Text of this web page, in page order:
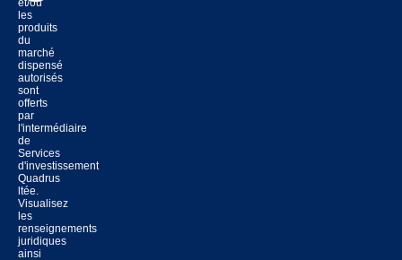
et/ou
les
produits
du
marché
dispensé
autorisés
sont
offerts
par
l'intermédiaire
de
Services
d'investissement
Quadrus
ltée.
Visualisez
les
renseignements
juridiques
ainsi